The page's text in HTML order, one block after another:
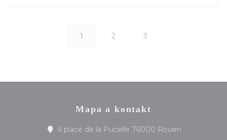
1 2 3
Mapa a kontakt
6 place de la Pucelle 76000 Rouen((otevře se